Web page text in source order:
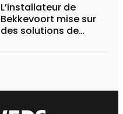
L’installateur de
Bekkevoort mise sur
des solutions de
pompe à chaleur